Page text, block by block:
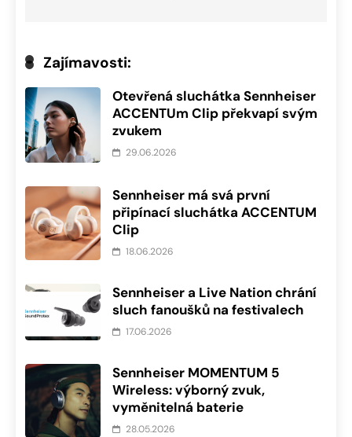
Zajímavosti:
Otevřená sluchátka Sennheiser
ACCENTUm Clip překvapí svým
zvukem
29.06.2026
Sennheiser má svá první
připínací sluchátka ACCENTUM
Clip
18.06.2026
Sennheiser a Live Nation chrání
sluch fanoušků na festivalech
17.06.2026
Sennheiser MOMENTUM 5
Wireless: výborný zvuk,
vyměnitelná baterie
28.05.2026